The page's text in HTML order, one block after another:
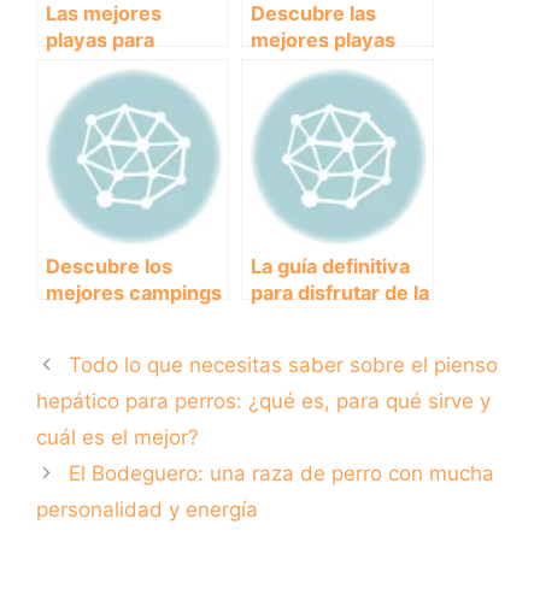
Las mejores
playas para
disfrutar con tu
perro: descubre
lugares pet-
friendly para
pasear y jugar
juntos.
Descubre las
mejores playas
dog-friendly en
Tarragona para
disfrutar con tu
perro este verano
Descubre los
mejores campings
disfrutar con tu
perro
La guía definitiva
para disfrutar de la
Todo lo que necesitas saber sobre el pienso
hepático para perros: ¿qué es, para qué sirve y
cuál es el mejor?
El Bodeguero: una raza de perro con mucha
personalidad y energía